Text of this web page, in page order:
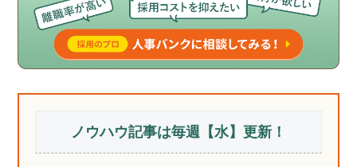
ノウハウ記事は毎週【水】更新！